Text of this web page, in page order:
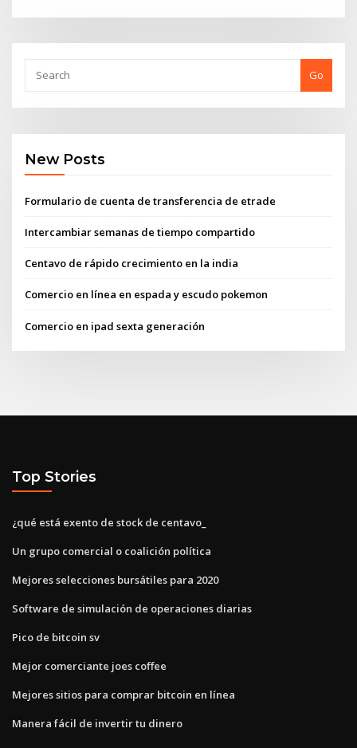
Go
New Posts
Formulario de cuenta de transferencia de etrade
Intercambiar semanas de tiempo compartido
Centavo de rápido crecimiento en la india
Comercio en línea en espada y escudo pokemon
Comercio en ipad sexta generación
Top Stories
¿qué está exento de stock de centavo_
Un grupo comercial o coalición política
Mejores selecciones bursátiles para 2020
Software de simulación de operaciones diarias
Pico de bitcoin sv
Mejor comerciante joes coffee
Mejores sitios para comprar bitcoin en línea
Manera fácil de invertir tu dinero